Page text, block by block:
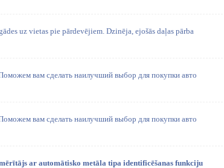
uz vietas pie pārdevējiem. Dzinēja, ejošās daļas pārba
вам сделать наилучший выбор для покупки авто
вам сделать наилучший выбор для покупки авто
ar automātisko metāla tipa identificēšanas funkciju